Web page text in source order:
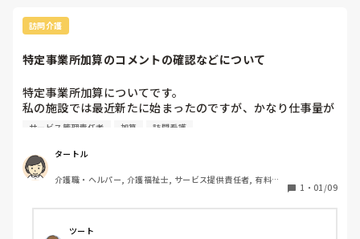
訪問介護
特定事業所加算のコメントの確認などについて
特定事業所加算についてです。
私の施設では最近新たに始まったのですが、かなり仕事量が
増えました。そこで質問ですが
いるのか
・実績確認や報告、拘束に関するコメントの確認などは全て
サ責のみで行えているのか
もし分かる方いらっしゃいましたら、些細なことでも教えて
いただきたいです。よろしくお願いします
サービス管理責任者 加算 訪問看護
タートル
介護職・ヘルパー, 介護福祉士, サービス提供責任者, 有料老
1 ・ 01/09
ツート